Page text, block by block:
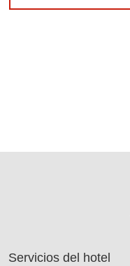
Servicios del hotel